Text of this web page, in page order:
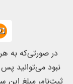
در صورتی‌که به
نبود می‌توانید پس